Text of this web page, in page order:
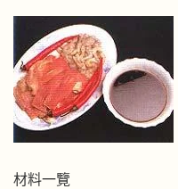
材料一覽